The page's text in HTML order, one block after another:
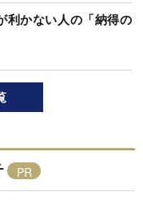
かない人の「納得の